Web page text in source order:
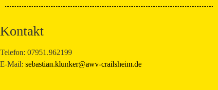
Kontakt
Telefon: 07951.962199
E-Mail: sebastian.klunker@awv-crailsheim.de